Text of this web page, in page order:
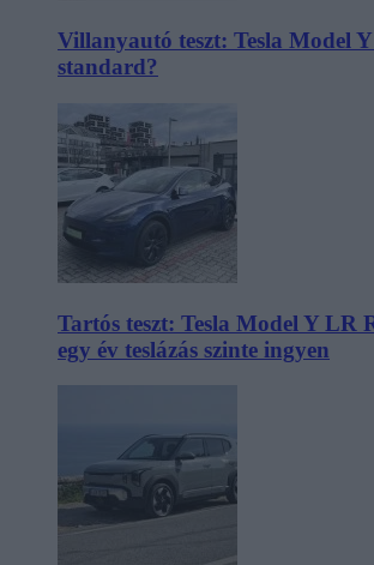
Villanyautó teszt: Tesla Model
standard?
Tartós teszt: Tesla Model Y LR
egy év teslázás szinte ingyen